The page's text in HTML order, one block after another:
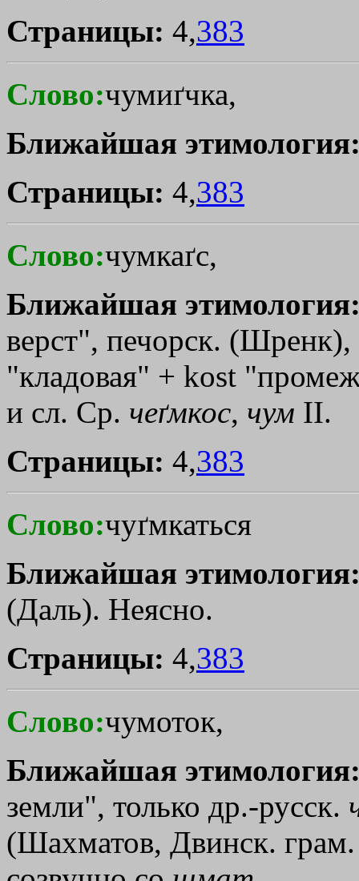
Страницы: 4,383
Слово:чумиґчка,
Ближайшая
Страницы: 4,383
Слово:чумкаґс,
Ближайшая
верст", печорск.
"кладовая" + kost
и сл. Ср. чеґмкос, чум II.
Страницы: 4,383
Слово:чуґмкаться
Ближайшая
(Даль). Неясно.
Страницы: 4,383
Слово:чумоток,
Ближайшая
земли", только др.-русск.
(Шахматов, Двинск.